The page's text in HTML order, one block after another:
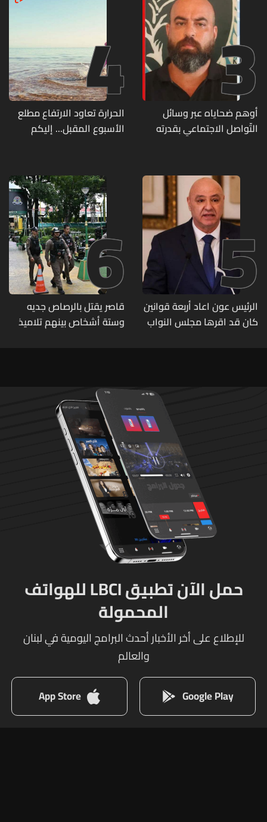
3
أوهم ضحاياه عبر وسائل
التّواصل الاجتماعي بقدرته
وقع ضحيّة أعماله؟
4
الحرارة تعاود الارتفاع مطلع
الأسبوع المقبل... إليكم
5
الرئيس عون اعاد أربعة قوانين
كان قد اقرها مجلس النواب
6
قاصر يقتل بالرصاص جديه
وستة أشخاص بينهم تلاميذ
حمل الآن تطبيق LBCI للهواتف
المحمولة
للإطلاع على أخر الأخبار أحدث البرامج اليومية في لبنان
والعالم
Google Play
App Store